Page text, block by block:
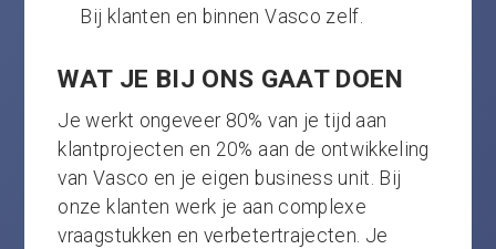
Bij klanten en binnen Vasco zelf.
WAT JE BIJ ONS GAAT DOEN
Je werkt ongeveer 80% van je tijd aan
klantprojecten en 20% aan de ontwikkeling
van Vasco en je eigen business unit. Bij
onze klanten werk je aan complexe
vraagstukken en verbetertrajecten. Je